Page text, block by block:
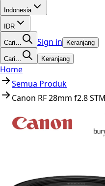
Indonesia
IDR
Cari… Sign in Keranjang
Cari… Keranjang
Home
Semua Produk
Canon RF 28mm f2.8